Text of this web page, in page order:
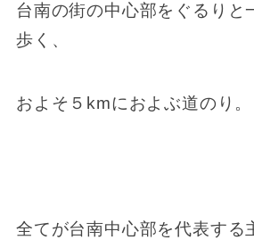
台南の街の中心部をぐるりと
歩く、
およそ５kmにおよぶ道のり。
全てが台南中心部を代表する